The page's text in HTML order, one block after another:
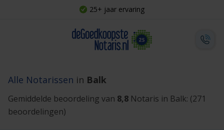
25+ jaar ervaring
Alle Notarissen in Balk
Gemiddelde beoordeling van 8,8 Notaris in Balk: (271
beoordelingen)